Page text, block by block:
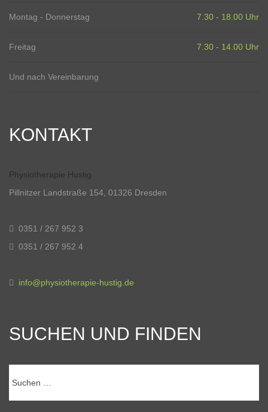
Montag - Donnerstag 7.30 - 18.00 Uhr
Freitag 7.30 - 14.00 Uhr
Und nach Vereinbarung
KONTAKT
Physiotherapie Hustig
Pillnitzer Landstraße 154, 01326 Dresden
0351 / 267 952 3
0351 / 267 952 4
info@physiotherapie-hustig.de
SUCHEN UND FINDEN